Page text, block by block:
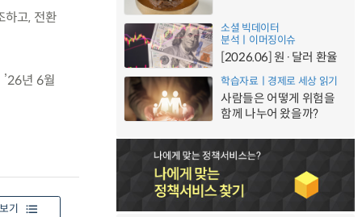
하고, 전환
년 6월
기
소셜 빅데이터
분석ㅣ이머징이슈
[2026.06] 원·달러 환율
학습자료ㅣ경제로 세상 읽기
사람들은 어떻게 위험을
함께 나누어 왔을까?